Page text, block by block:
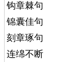
钩章棘句
锦囊佳句
刻章琢句
连绵不断